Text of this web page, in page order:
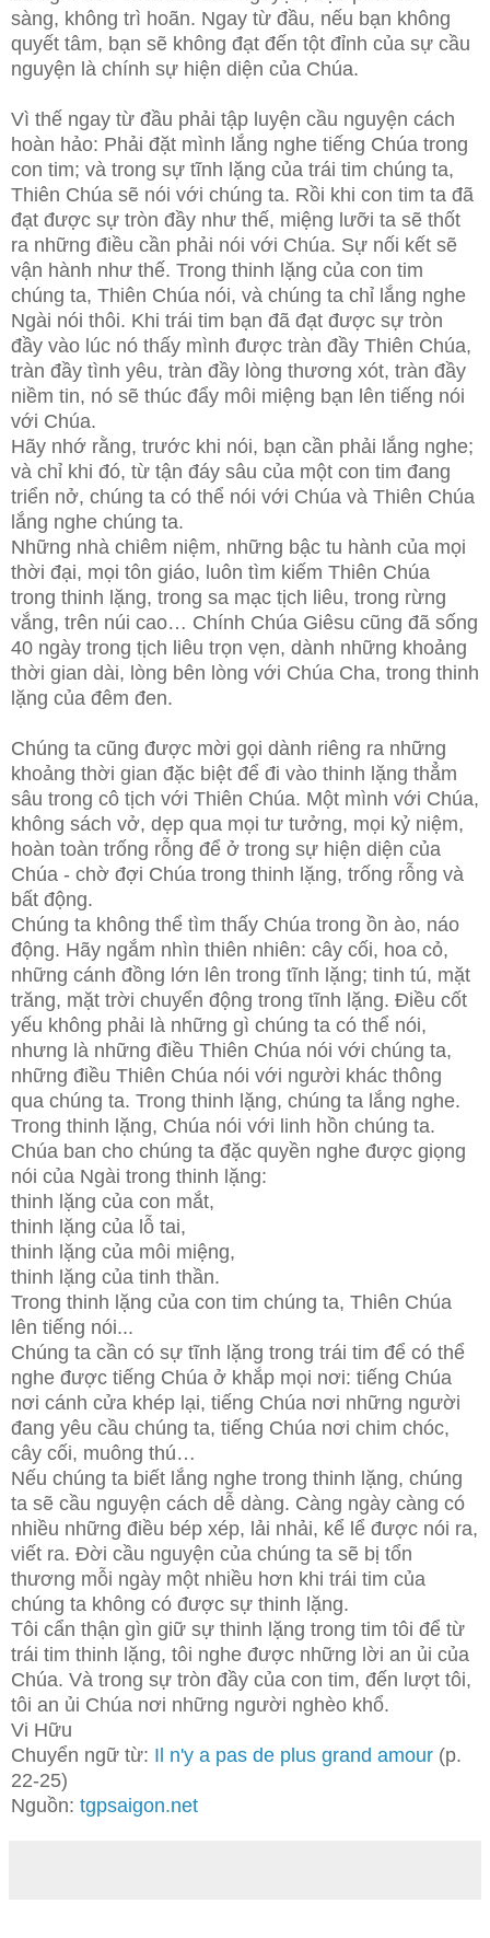
sàng, không trì hoãn. Ngay từ đầu, nếu bạn không
quyết tâm, bạn sẽ không đạt đến tột đỉnh của sự cầu
nguyện là chính sự hiện diện của Chúa.
Vì thế ngay từ đầu phải tập luyện cầu nguyện cách
hoàn hảo: Phải đặt mình lắng nghe tiếng Chúa trong
con tim; và trong sự tĩnh lặng của trái tim chúng ta,
Thiên Chúa sẽ nói với chúng ta. Rồi khi con tim ta đã
đạt được sự tròn đầy như thế, miệng lưỡi ta sẽ thốt
ra những điều cần phải nói với Chúa. Sự nối kết sẽ
vận hành như thế. Trong thinh lặng của con tim
chúng ta, Thiên Chúa nói, và chúng ta chỉ lắng nghe
Ngài nói thôi. Khi trái tim bạn đã đạt được sự tròn
đầy vào lúc nó thấy mình được tràn đầy Thiên Chúa,
tràn đầy tình yêu, tràn đầy lòng thương xót, tràn đầy
niềm tin, nó sẽ thúc đẩy môi miệng bạn lên tiếng nói
với Chúa.
Hãy nhớ rằng, trước khi nói, bạn cần phải lắng nghe;
và chỉ khi đó, từ tận đáy sâu của một con tim đang
triển nở, chúng ta có thể nói với Chúa và Thiên Chúa
lắng nghe chúng ta.
Những nhà chiêm niệm, những bậc tu hành của mọi
thời đại, mọi tôn giáo, luôn tìm kiếm Thiên Chúa
trong thinh lặng, trong sa mạc tịch liêu, trong rừng
vắng, trên núi cao… Chính Chúa Giêsu cũng đã sống
40 ngày trong tịch liêu trọn vẹn, dành những khoảng
thời gian dài, lòng bên lòng với Chúa Cha, trong thinh
lặng của đêm đen.
Chúng ta cũng được mời gọi dành riêng ra những
khoảng thời gian đặc biệt để đi vào thinh lặng thẳm
sâu trong cô tịch với Thiên Chúa. Một mình với Chúa,
không sách vở, dẹp qua mọi tư tưởng, mọi kỷ niệm,
hoàn toàn trống rỗng để ở trong sự hiện diện của
Chúa - chờ đợi Chúa trong thinh lặng, trống rỗng và
bất động.
Chúng ta không thể tìm thấy Chúa trong ồn ào, náo
động. Hãy ngắm nhìn thiên nhiên: cây cối, hoa cỏ,
những cánh đồng lớn lên trong tĩnh lặng; tinh tú, mặt
trăng, mặt trời chuyển động trong tĩnh lặng. Điều cốt
yếu không phải là những gì chúng ta có thể nói,
nhưng là những điều Thiên Chúa nói với chúng ta,
những điều Thiên Chúa nói với người khác thông
qua chúng ta. Trong thinh lặng, chúng ta lắng nghe.
Trong thinh lặng, Chúa nói với linh hồn chúng ta.
Chúa ban cho chúng ta đặc quyền nghe được giọng
nói của Ngài trong thinh lặng:
thinh lặng của con mắt,
thinh lặng của lỗ tai,
thinh lặng của môi miệng,
thinh lặng của tinh thần.
Trong thinh lặng của con tim chúng ta, Thiên Chúa
lên tiếng nói...
Chúng ta cần có sự tĩnh lặng trong trái tim để có thể
nghe được tiếng Chúa ở khắp mọi nơi: tiếng Chúa
nơi cánh cửa khép lại, tiếng Chúa nơi những người
đang yêu cầu chúng ta, tiếng Chúa nơi chim chóc,
cây cối, muông thú…
Nếu chúng ta biết lắng nghe trong thinh lặng, chúng
ta sẽ cầu nguyện cách dễ dàng. Càng ngày càng có
nhiều những điều bép xép, lải nhải, kể lể được nói ra,
viết ra. Đời cầu nguyện của chúng ta sẽ bị tổn
thương mỗi ngày một nhiều hơn khi trái tim của
chúng ta không có được sự thinh lặng.
Tôi cẩn thận gìn giữ sự thinh lặng trong tim tôi để từ
trái tim thinh lặng, tôi nghe được những lời an ủi của
Chúa. Và trong sự tròn đầy của con tim, đến lượt tôi,
tôi an ủi Chúa nơi những người nghèo khổ.
Vi Hữu
Chuyển ngữ từ: Il n'y a pas de plus grand amour (p.
22-25)
Nguồn: tgpsaigon.net